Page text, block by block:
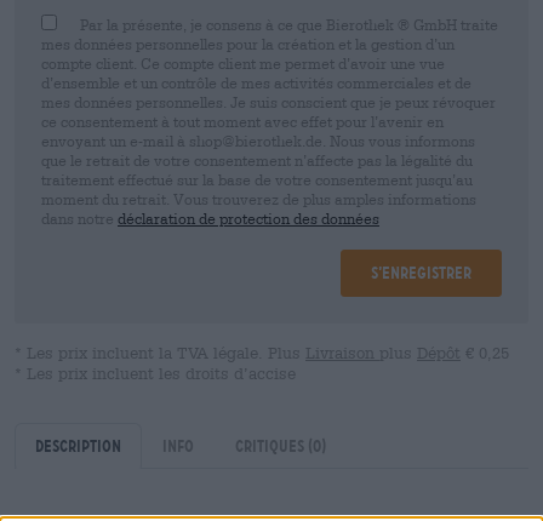
Par la présente, je consens à ce que Bierothek ® GmbH traite
mes données personnelles pour la création et la gestion d’un
compte client. Ce compte client me permet d’avoir une vue
d’ensemble et un contrôle de mes activités commerciales et de
mes données personnelles. Je suis conscient que je peux révoquer
ce consentement à tout moment avec effet pour l’avenir en
envoyant un e-mail à shop@bierothek.de. Nous vous informons
que le retrait de votre consentement n’affecte pas la légalité du
traitement effectué sur la base de votre consentement jusqu’au
moment du retrait. Vous trouverez de plus amples informations
dans notre déclaration de protection des données
S’enregistrer
* Les prix incluent la TVA légale. Plus Livraison plus Dépôt € 0,25
* Les prix incluent les droits d’accise
Description Info Critiques (0)